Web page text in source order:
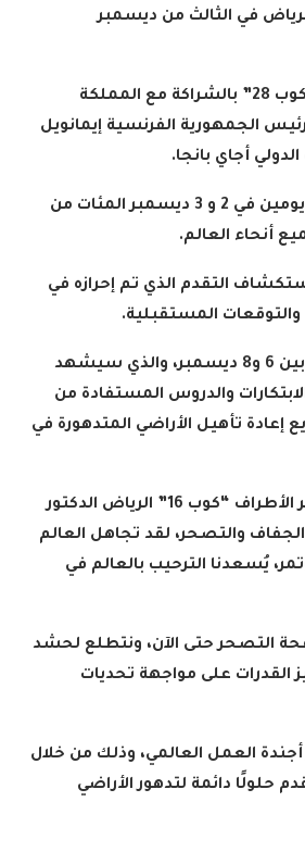
في الثالث من ديسمبر
وتهدف هذه القمة التي كان قد تم الإعلان عنها على هامش مؤتمر الأطراف “كوب 28” بالشراكة مع المملكة
الجمهورية الفرنسية إيمانويل
أجاي بانجا.
وفي الوقت نفسه، سيستقطب منتدى مبادرة السعودية الخضراء على مدى يومين في 2 و 3 ديسمبر المئات من
أنحاء العالم.
في “كوب 16” الرياض بالزوار لاستكشاف التقدم الذي تم إحرازه في
المستقبلية.
وسيقام أيضًا المنتدى الدولي الثاني لتقنيات التشجير في المنطقة الخضراء بين 6 و8 ديسمبر، والذي سيشهد
والدروس المستفادة من
إعادة تأهيل الأراضي المتدهورة في
وقال وكيل وزارة البيئة والمياه والزراعة لشؤون البيئة ومستشار رئاسة مؤتمر الأطراف “كوب 16” الرياض الدكتور
والتصحر، لقد تجاهل العالم
يُسعدنا الترحيب بالعالم في
التصحر حتى الآن، ونتطلع لحشد
القدرات على مواجهة تحديات
الأطراف “كوب 16” الرياض لتعزيز أجندة العمل العالمي، وذلك من خلال
حلولًا دائمة لتدهور الأراضي
الدارسون باكاديمية اتحاد اذاعات
يؤدون ...
2022-02-16